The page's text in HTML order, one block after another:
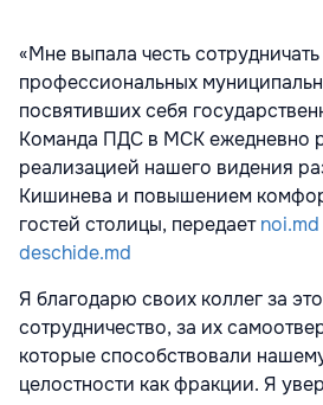
«Мне выпала честь
профессиональных
посвятивших себя
Команда ПДС в МСК ежедневно
реализацией нашего видения
Кишинева и повышением
гостей столицы, передаетnoi.md
deschide.md
Я благодарю своих коллег за
сотрудничество, за их
которые способствовали
целостности как фракции. Я